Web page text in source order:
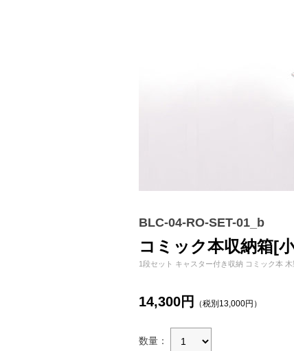
BLC-04-RO-SET-01_b
コミック本収納箱[
1段セット キャスター付き収納 コミック本 木
14,300円 （税別13,000円）
数量：